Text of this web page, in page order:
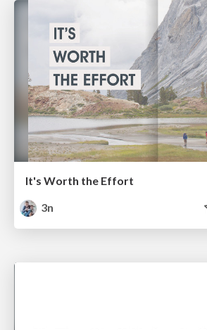
It's Worth the Effort
3n